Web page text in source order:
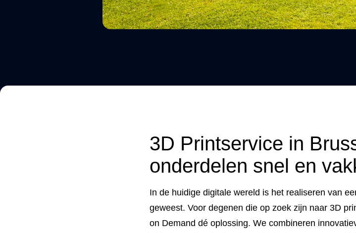
3D Printservice in
onderdelen snel en
In de huidige digitale wereld is het realiseren van
geweest. Voor degenen die op zoek zijn naar 3D
on Demand dé oplossing. We combineren